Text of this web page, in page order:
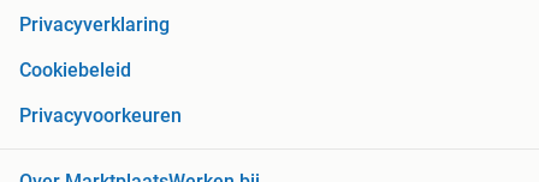
Privacyverklaring
Cookiebeleid
Privacyvoorkeuren